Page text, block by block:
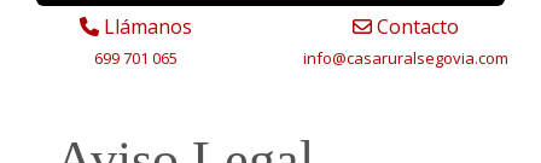
Llámanos
699 701 065
Contacto
info casaruralsegovia.com